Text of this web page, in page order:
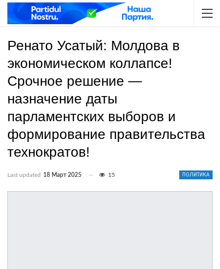
Ренато Усатый: Молдова в
экономическом коллапсе!
Срочное решение —
назначение даты
парламентских выборов и
формирование правительства
технократов!
ПОЛИТИКА
Last updated 18 Март 2025 15